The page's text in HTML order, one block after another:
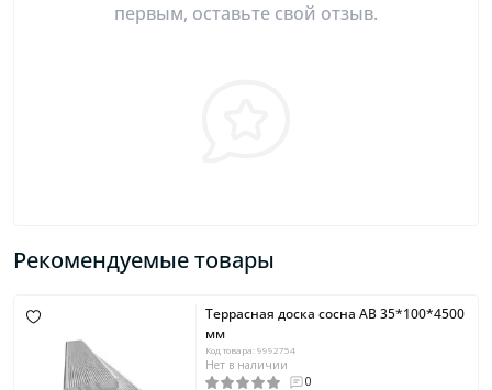
первым, оставьте свой отзыв.
Рекомендуемые товары
Террасная доска сосна AB 35*100*4500
мм
Код товара: 9992754
Нет в наличии
0